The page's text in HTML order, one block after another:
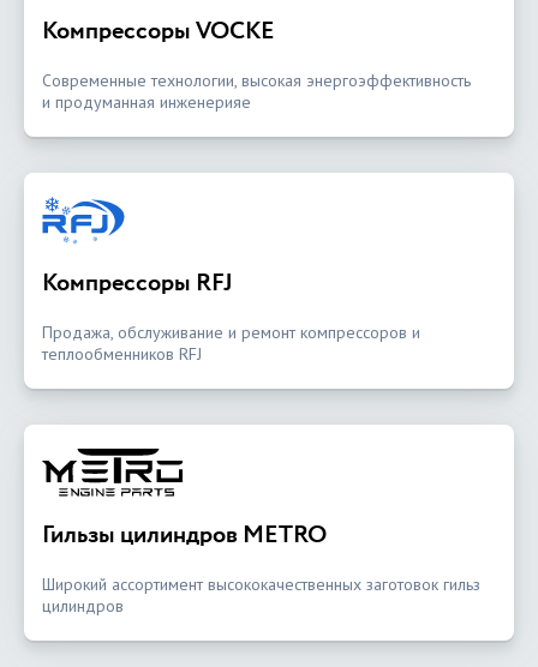
Компрессоры VOCKE
Современные технологии, высокая энергоэффективность
и продуманная инженерияе
Компрессоры RFJ
Продажа, обслуживание и ремонт компрессоров и
теплообменников RFJ
Гильзы цилиндров METRO
Широкий ассортимент высококачественных заготовок гильз
цилиндров